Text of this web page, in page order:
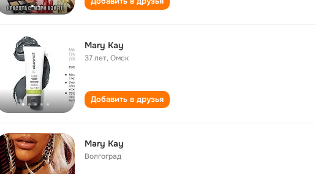
Mary Kay
37 лет,Омск
Добавить в друзья
Mary Kay
Волгоград